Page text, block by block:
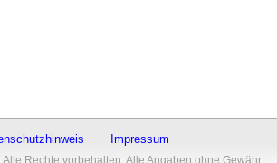
Impressum
Rechte vorbehalten. Alle Angaben ohne Gewähr.